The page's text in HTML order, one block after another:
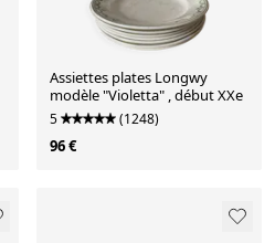
Assiettes plates Longwy
modèle "Violetta" , début XXe
5 (1248)
96 €